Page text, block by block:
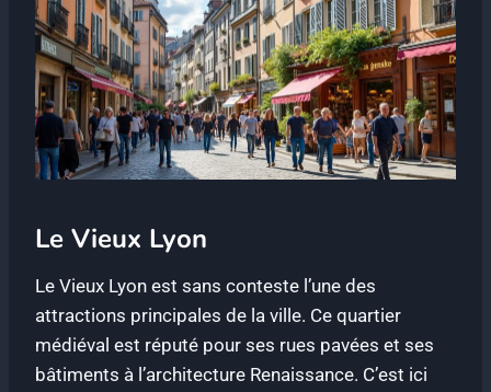
Le Vieux Lyon
Le Vieux Lyon est sans conteste l’une des
attractions principales de la ville. Ce quartier
médiéval est réputé pour ses rues pavées et ses
bâtiments à l’architecture Renaissance. C’est ici